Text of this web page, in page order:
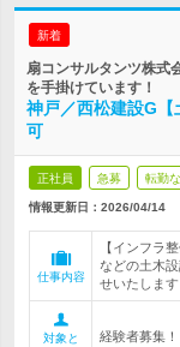
新着
扇コンサルタンツ株式
を手掛けています！
神戸／西松建設G
可
正社員 急募 転勤
情報更新日：2026/04/14
仕事内容
【インフラ
などの土木
せいたします
対象と
経験者募集